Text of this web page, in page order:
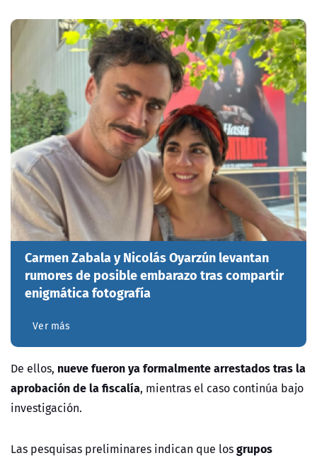
Carmen Zabala y Nicolás Oyarzún levantan
rumores de posible embarazo tras compartir
enigmática fotografía
Ver más
De ellos, nueve fueron ya formalmente arrestados tras la
aprobación de la fiscalía, mientras el caso continúa bajo
investigación.
Las pesquisas preliminares indican que losgrupos